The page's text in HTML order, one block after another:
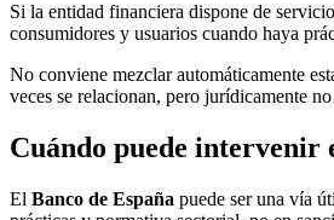
Si la entidad financiera dispone de
consumidores y usuarios cuando haya
No conviene mezclar automáticamente
veces se relacionan, pero jurídicamente
Cuándo puede intervenir
El Banco de España puede ser una vía